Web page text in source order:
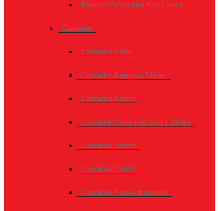
Paquetes Accesorios Para Llaves
Candados
Candados Abba
Candados American Máster
Candados Austral
Candados Cable Para Bici Y Motos
Candados Dexter
Candados Faitelli
Candados Para Refrigerador